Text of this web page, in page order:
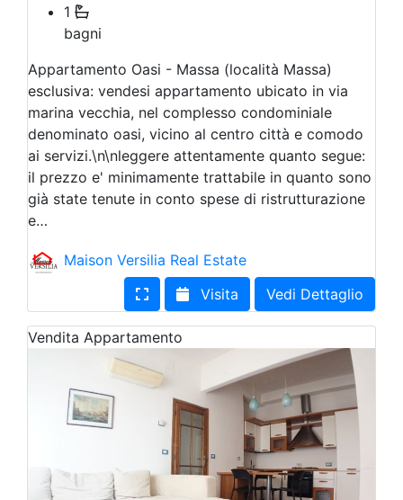
1
bagni
Appartamento Oasi - Massa (località Massa)
esclusiva: vendesi appartamento ubicato in via
marina vecchia, nel complesso condominiale
denominato oasi, vicino al centro città e comodo
ai servizi.\n\nleggere attentamente quanto segue:
il prezzo e' minimamente trattabile in quanto sono
già state tenute in conto spese di ristrutturazione
e…
Maison Versilia Real Estate
Visita
Vedi Dettaglio
Vendita Appartamento